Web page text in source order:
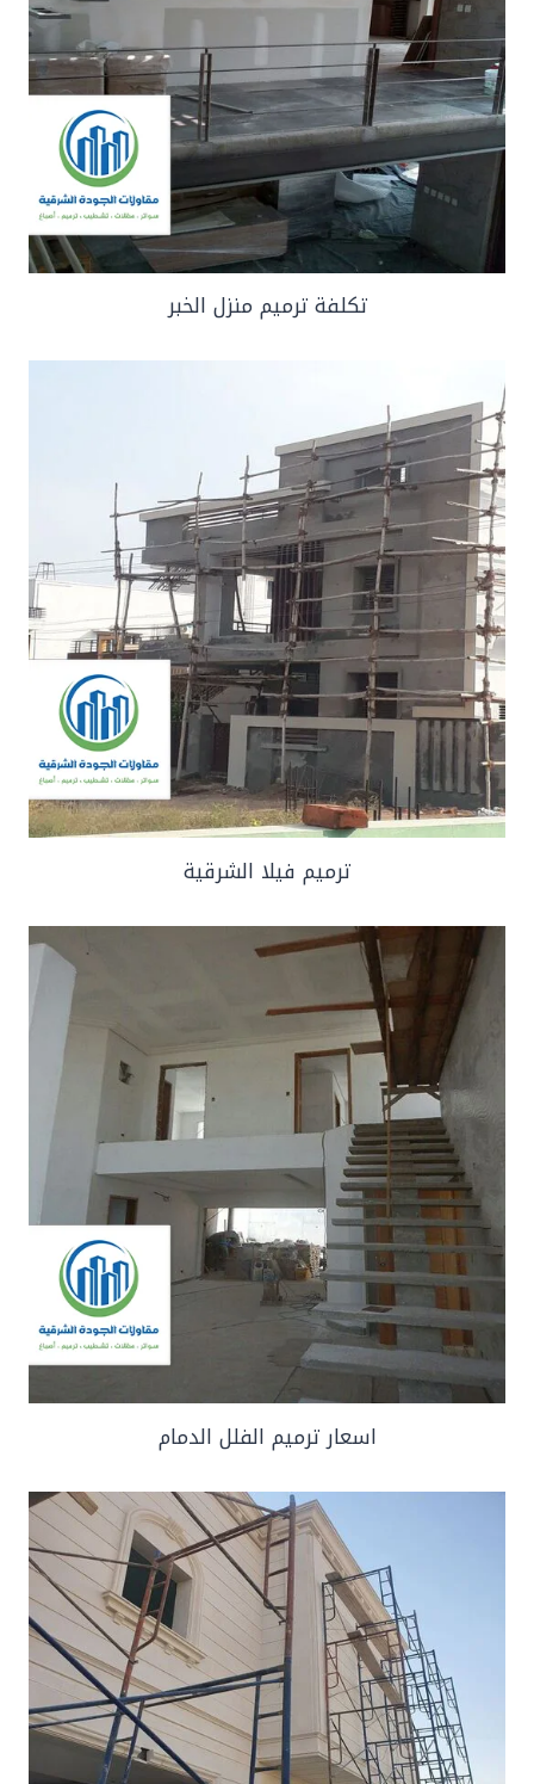
تكلفة ترميم منزل الخبر
ترميم فيلا الشرقية
اسعار ترميم الفلل الدمام